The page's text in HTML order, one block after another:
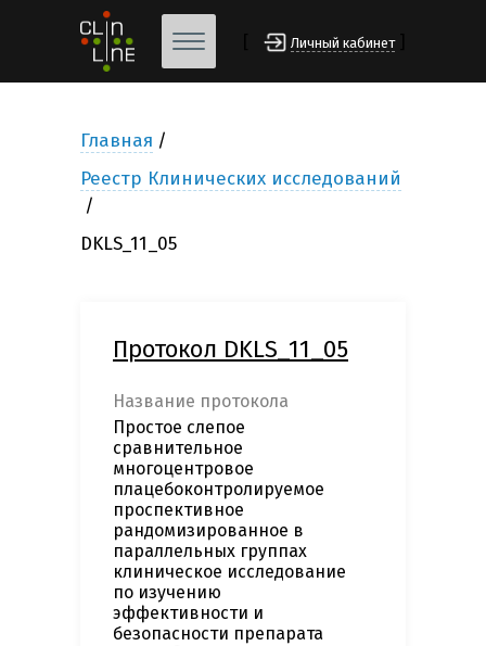
Личный кабинет
Главная
Реестр Клинических исследований
DKLS_11_05
Протокол DKLS_11_05
Название протокола
Простое слепое
сравнительное
многоцентровое
плацебоконтролируемое
проспективное
рандомизированное в
параллельных группах
клиническое исследование
по изучению
эффективности и
безопасности препарата